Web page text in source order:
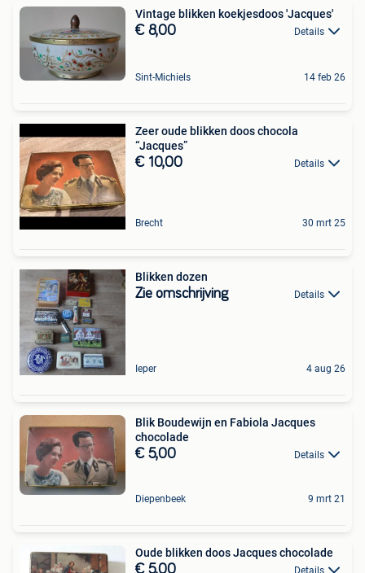
Vintage blikken koekjesdoos 'Jacques'
€ 8,00 Details
Sint-Michiels 14 feb 26
Zeer oude blikken doos chocola
“Jacques”
€ 10,00 Details
Brecht 30 mrt 25
Blikken dozen
Zie omschrijving Details
Ieper 4 aug 26
Blik Boudewijn en Fabiola Jacques
chocolade
€ 5,00 Details
Diepenbeek 9 mrt 21
Oude blikken doos Jacques chocolade
€ 5,00 Details